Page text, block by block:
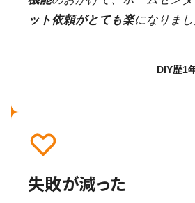
ット依頼がとても楽になりまし
DIY歴1
失敗が減った